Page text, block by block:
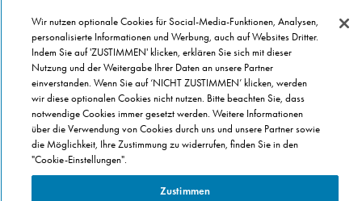
Presse
Domino's App
Unternehmen
Geschenkgutscheine
Cookie Einstellungen
Datenschutz
Allgemeine Geschäftsbedingungen
Wir nutzen optionale Cookies für Social-Media-Funktionen, Analysen,
personalisierte Informationen und Werbung, auch auf Websites Dritter.
Indem Sie auf 'ZUSTIMMEN' klicken, erklären Sie sich mit dieser
Nutzung und der Weitergabe Ihrer Daten an unsere Partner
einverstanden. Wenn Sie auf ‘NICHT ZUSTIMMEN’ klicken, werden
wir diese optionalen Cookies nicht nutzen. Bitte beachten Sie, dass
notwendige Cookies immer gesetzt werden. Weitere Informationen
über die Verwendung von Cookies durch uns und unsere Partner sowie
die Möglichkeit, Ihre Zustimmung zu widerrufen, finden Sie in den
"Cookie-Einstellungen".
Zustimmen